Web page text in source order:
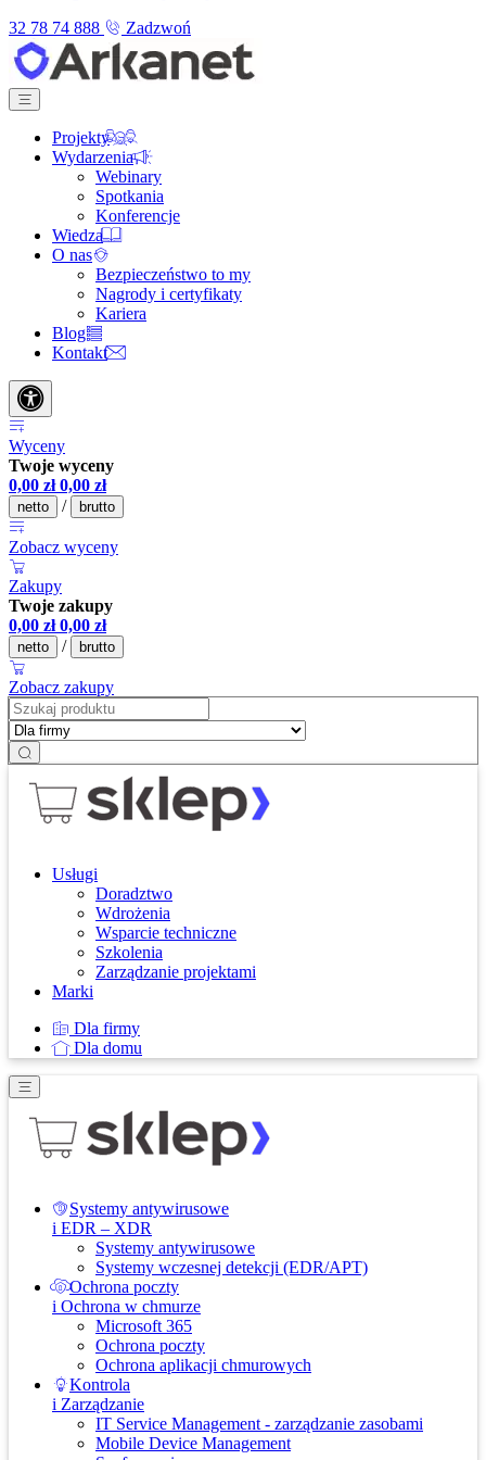
32 78 74 888
Zadzwoń
Projekty
Wydarzenia
Webinary
Spotkania
Konferencje
Wiedza
O nas
Bezpieczeństwo to my
Nagrody i certyfikaty
Kariera
Blog
Kontakt
Wyceny
Twoje wyceny
0,00 zł 0,00 zł
netto / brutto
Zobacz wyceny
Zakupy
Twoje zakupy
0,00 zł 0,00 zł
netto / brutto
Zobacz zakupy
Usługi
Doradztwo
Wdrożenia
Wsparcie techniczne
Szkolenia
Zarządzanie projektami
Marki
Dla firmy
Dla domu
Systemy antywirusowe
i EDR – XDR
Systemy antywirusowe
Systemy wczesnej detekcji (EDR/APT)
Ochrona poczty
i Ochrona w chmurze
Microsoft 365
Ochrona poczty
Ochrona aplikacji chmurowych
Kontrola
i Zarządzanie
IT Service Management - zarządzanie zasobami
Mobile Device Management